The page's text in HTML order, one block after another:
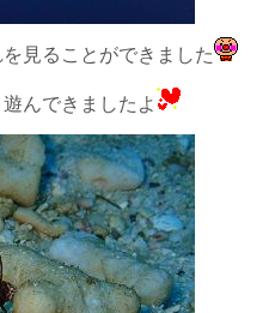
見ることができました
んできましたよ